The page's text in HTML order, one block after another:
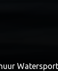
Watersport